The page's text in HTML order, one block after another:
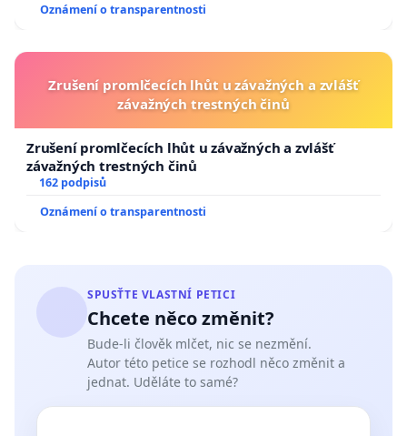
republiky
Oznámení o transparentnosti
Zrušení promlčecích lhůt u závažných a zvlášť
závažných trestných činů
Zrušení promlčecích lhůt u závažných a zvlášť
závažných trestných činů
162 podpisů
Oznámení o transparentnosti
SPUSŤTE VLASTNÍ PETICI
Chcete něco změnit?
Bude-li člověk mlčet, nic se nezmění.
Autor této petice se rozhodl něco změnit a
jednat. Uděláte to samé?